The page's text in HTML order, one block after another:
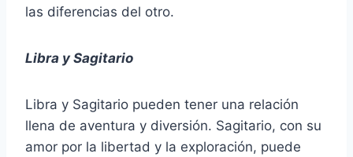
las diferencias del otro.
Libra y Sagitario
Libra y Sagitario pueden tener una relación
llena de aventura y diversión. Sagitario, con su
amor por la libertad y la exploración, puede